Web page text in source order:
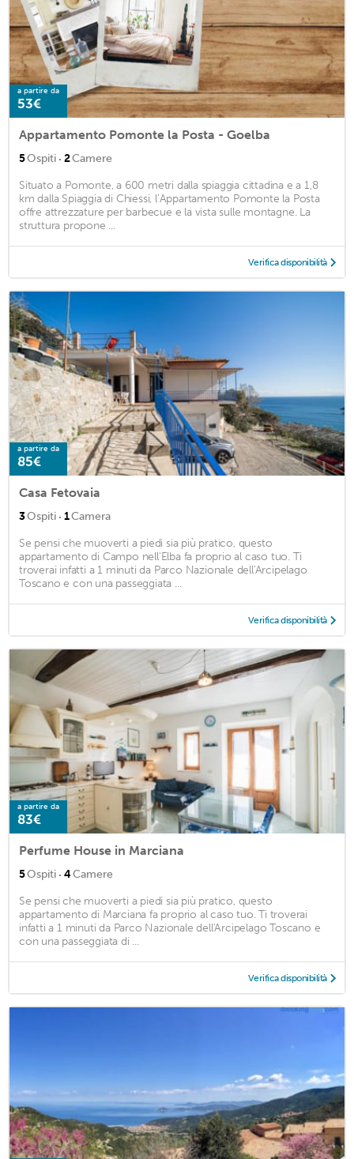
a partire da
53€
Appartamento Pomonte la Posta - Goelba
5Ospiti · 2Camere
Situato a Pomonte, a 600 metri dalla spiaggia cittadina e a 1,8
km dalla Spiaggia di Chiessi, l’Appartamento Pomonte la Posta
offre attrezzature per barbecue e la vista sulle montagne. La
struttura propone ...
Verifica disponibilità
a partire da
85€
Casa Fetovaia
3Ospiti · 1Camera
Se pensi che muoverti a piedi sia più pratico, questo
appartamento di Campo nell'Elba fa proprio al caso tuo. Ti
troverai infatti a 1 minuti da Parco Nazionale dell'Arcipelago
Toscano e con una passeggiata ...
Verifica disponibilità
a partire da
83€
Perfume House in Marciana
5Ospiti · 4Camere
Se pensi che muoverti a piedi sia più pratico, questo
appartamento di Marciana fa proprio al caso tuo. Ti troverai
infatti a 1 minuti da Parco Nazionale dell'Arcipelago Toscano e
con una passeggiata di ...
Verifica disponibilità